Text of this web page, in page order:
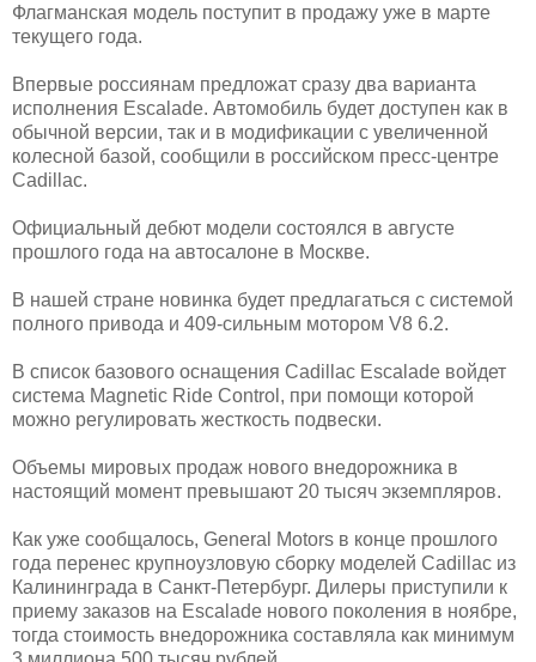
Флагманская модель поступит в продажу уже в марте
текущего года.
Впервые россиянам предложат сразу два варианта
исполнения Escalade. Автомобиль будет доступен как в
обычной версии, так и в модификации с увеличенной
колесной базой, сообщили в российском пресс-центре
Cadillac.
Официальный дебют модели состоялся в августе
прошлого года на автосалоне в Москве.
В нашей стране новинка будет предлагаться с системой
полного привода и 409-сильным мотором V8 6.2.
В список базового оснащения Cadillac Escalade войдет
система Magnetic Ride Control, при помощи которой
можно регулировать жесткость подвески.
Объемы мировых продаж нового внедорожника в
настоящий момент превышают 20 тысяч экземпляров.
Как уже сообщалось, General Motors в конце прошлого
года перенес крупноузловую сборку моделей Cadillac из
Калининграда в Санкт-Петербург. Дилеры приступили к
приему заказов на Escalade нового поколения в ноябре,
тогда стоимость внедорожника составляла как минимум